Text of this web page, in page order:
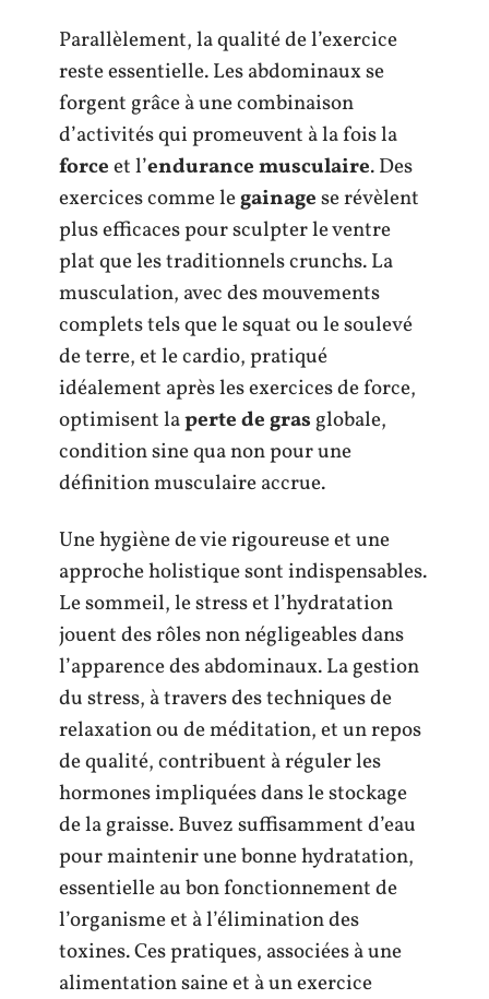
Parallèlement, la qualité de l’exercice
reste essentielle. Les abdominaux se
forgent grâce à une combinaison
d’activités qui promeuvent à la fois la
forceet l’endurance musculaire. Des
exercices comme legainagese révèlent
plus efficaces pour sculpter le ventre
plat que les traditionnels crunchs. La
musculation, avec des mouvements
complets tels que le squat ou le soulevé
de terre, et le cardio, pratiqué
idéalement après les exercices de force,
optimisent laperte de gras globale,
condition sine qua non pour une
définition musculaire accrue.
Une hygiène de vie rigoureuse et une
approche holistique sont indispensables.
Le sommeil, le stress et l’hydratation
jouent des rôles non négligeables dans
l’apparence des abdominaux. La gestion
du stress, à travers des techniques de
relaxation ou de méditation, et un repos
de qualité, contribuent à réguler les
hormones impliquées dans le stockage
de la graisse. Buvez suffisamment d’eau
pour maintenir une bonne hydratation,
essentielle au bon fonctionnement de
l’organisme et à l’élimination des
toxines. Ces pratiques, associées à une
alimentation saine et à un exercice